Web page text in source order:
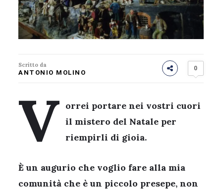
Scritto da
ANTONIO MOLINO
0
V orrei portare nei vostri cuori
il mistero del Natale per
riempirli di gioia.
È un augurio che voglio fare alla mia
comunità che è un piccolo presepe, non